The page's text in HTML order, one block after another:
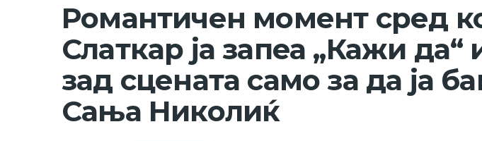
Романтичен момент сред
Слаткар ја запеа „Кажи да“
зад сцената само за да ја
Сања Николиќ